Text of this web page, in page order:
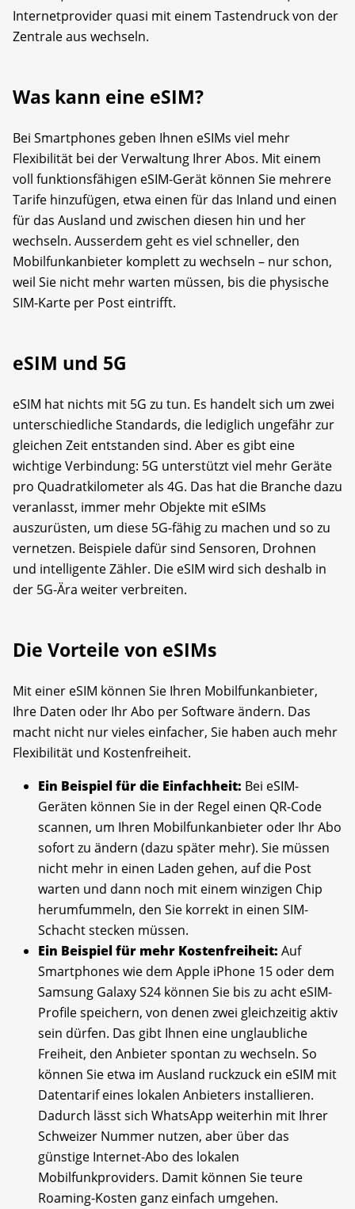
Internetprovider quasi mit einem Tastendruck von der
Zentrale aus wechseln.
Was kann eine eSIM?
Bei Smartphones geben Ihnen eSIMs viel mehr
Flexibilität bei der Verwaltung Ihrer Abos. Mit einem
voll funktionsfähigen eSIM-Gerät können Sie mehrere
Tarife hinzufügen, etwa einen für das Inland und einen
für das Ausland und zwischen diesen hin und her
wechseln. Ausserdem geht es viel schneller, den
Mobilfunkanbieter komplett zu wechseln – nur schon,
weil Sie nicht mehr warten müssen, bis die physische
SIM-Karte per Post eintrifft.
eSIM und 5G
eSIM hat nichts mit 5G zu tun. Es handelt sich um zwei
unterschiedliche Standards, die lediglich ungefähr zur
gleichen Zeit entstanden sind. Aber es gibt eine
wichtige Verbindung: 5G unterstützt viel mehr Geräte
pro Quadratkilometer als 4G. Das hat die Branche dazu
veranlasst, immer mehr Objekte mit eSIMs
auszurüsten, um diese 5G-fähig zu machen und so zu
vernetzen. Beispiele dafür sind Sensoren, Drohnen
und intelligente Zähler. Die eSIM wird sich deshalb in
der 5G-Ära weiter verbreiten.
Die Vorteile von eSIMs
Mit einer eSIM können Sie Ihren Mobilfunkanbieter,
Ihre Daten oder Ihr Abo per Software ändern. Das
macht nicht nur vieles einfacher, Sie haben auch mehr
Flexibilität und Kostenfreiheit.
Ein Beispiel für die Einfachheit: Bei eSIM-
Geräten können Sie in der Regel einen QR-Code
scannen, um Ihren Mobilfunkanbieter oder Ihr Abo
sofort zu ändern (dazu später mehr). Sie müssen
nicht mehr in einen Laden gehen, auf die Post
warten und dann noch mit einem winzigen Chip
herumfummeln, den Sie korrekt in einen SIM-
Schacht stecken müssen.
Ein Beispiel für mehr Kostenfreiheit: Auf
Smartphones wie dem Apple iPhone 15 oder dem
Samsung Galaxy S24 können Sie bis zu acht eSIM-
Profile speichern, von denen zwei gleichzeitig aktiv
sein dürfen. Das gibt Ihnen eine unglaubliche
Freiheit, den Anbieter spontan zu wechseln. So
können Sie etwa im Ausland ruckzuck ein eSIM mit
Datentarif eines lokalen Anbieters installieren.
Dadurch lässt sich WhatsApp weiterhin mit Ihrer
Schweizer Nummer nutzen, aber über das
günstige Internet-Abo des lokalen
Mobilfunkproviders. Damit können Sie teure
Roaming-Kosten ganz einfach umgehen.